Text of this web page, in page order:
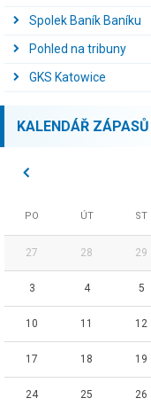
Spolek Baník Baníku
Pohled na tribuny
GKS Katowice
KALENDÁŘ ZÁPASŮ
PO ÚT ST
27 28 29
3 4 5
10 11 12
17 18 19
24 25 26